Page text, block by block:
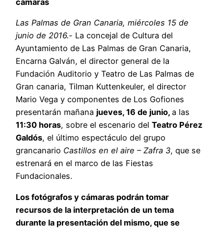
cámaras
Las Palmas de Gran Canaria, miércoles 15 de
junio de 2016.- La concejal de Cultura del
Ayuntamiento de Las Palmas de Gran Canaria,
Encarna Galván, el director general de la
Fundación Auditorio y Teatro de Las Palmas de
Gran canaria, Tilman Kuttenkeuler, el director
Mario Vega y componentes de Los Gofiones
presentarán mañana jueves, 16 de junio, a las
11:30 horas, sobre el escenario del Teatro Pérez
Galdós, el último espectáculo del grupo
grancanario Castillos en el aire – Zafra 3, que se
estrenará en el marco de las Fiestas
Fundacionales.
Los fotógrafos y cámaras podrán tomar
recursos de la interpretación de un tema
durante la presentación del mismo, que se